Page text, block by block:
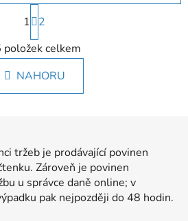
O
v
l
á
d
p
r
v
k
S
t
r
á
n
k
1
2
položek celkem
NAHORU
tržeb je prodávající povinen
Zároveň je povinen
u správce daně online; v
pak nejpozději do 48 hodin.